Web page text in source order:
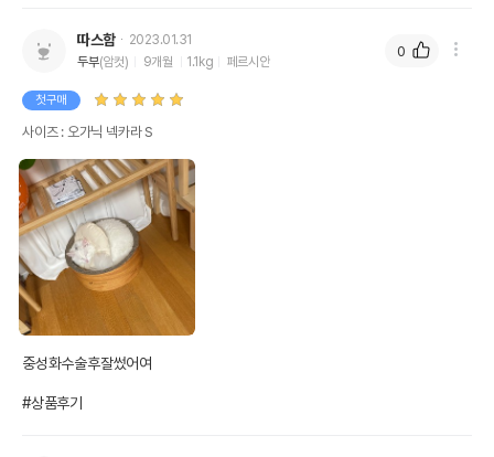
따스함
2023.01.31
두부(암컷) 9개월 1.1kg 페르시안
첫구매
사이즈 : 오가닉 넥카라 S
중성화수술후잘썼어여
#상품후기
0